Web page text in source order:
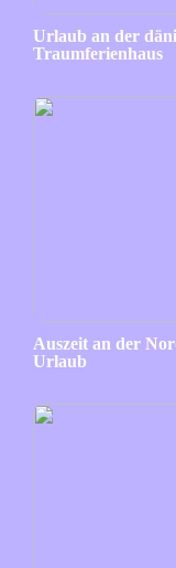
Urlaub an der
Traumferienhaus
Auszeit an der
Urlaub